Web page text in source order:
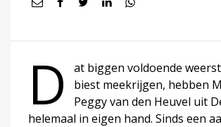
D
at biggen voldoende
biest meekrijgen, hebben
Peggy van den Heuvel uit
helemaal in eigen hand. Sinds een